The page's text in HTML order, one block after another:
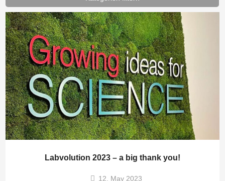
Labvolution 2023 – a big thank you!
12. May 2023